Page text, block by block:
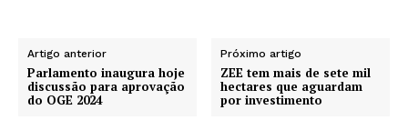
Artigo anterior
Parlamento inaugura hoje
discussão para aprovação
do OGE 2024
Próximo artigo
ZEE tem mais de sete mil
hectares que aguardam
por investimento